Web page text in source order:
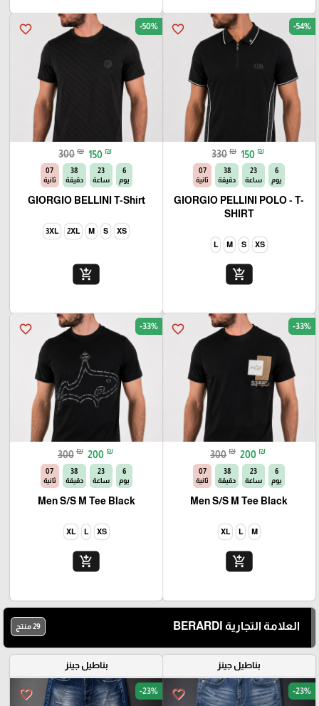
favorite_border -54%
330 ₪ 150 ₪
6
يوم
23
ساعة
38
دقيقة
06
ثانية
GIORGIO PELLINI POLO - T-
SHIRT
XS
S
M
L
add_shopping_cart
favorite_border -50%
300 ₪ 150 ₪
6
يوم
23
ساعة
38
دقيقة
06
ثانية
GIORGIO BELLINI T-Shirt
XS
S
M
2XL
3XL
add_shopping_cart
favorite_border -33%
300 ₪ 200 ₪
6
يوم
23
ساعة
38
دقيقة
06
ثانية
Men S/S M Tee Black
M
L
XL
add_shopping_cart
favorite_border -33%
300 ₪ 200 ₪
6
يوم
23
ساعة
38
دقيقة
06
ثانية
Men S/S M Tee Black
XS
L
XL
add_shopping_cart
العلامة التجارية BERARDI 29 منتج
بناطيل جينز
favorite_border -23%
بناطيل جينز
favorite_border -23%